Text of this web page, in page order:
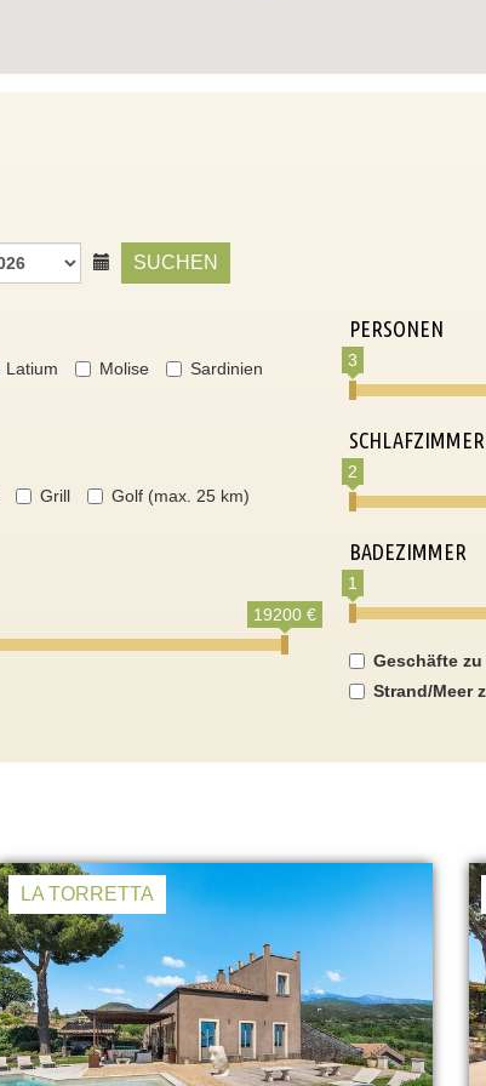
SUCHEN
Latium Molise
Sardinien
Grill
Golf (max. 25 km)
19200 €
PERSONEN
3
SCHLAFZIMMER
2
BADEZIMMER
1
Geschäfte
Strand/Meer
LA TORRETTA